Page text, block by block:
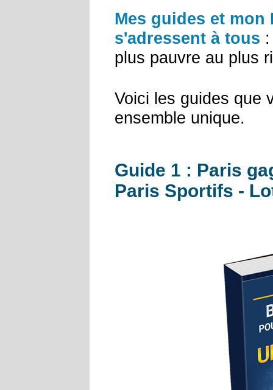
Mes guides et
s'adressent à tous
plus pauvre au plus
Voici les guides que
ensemble unique.
Guide 1 : Paris
Paris Sportifs -